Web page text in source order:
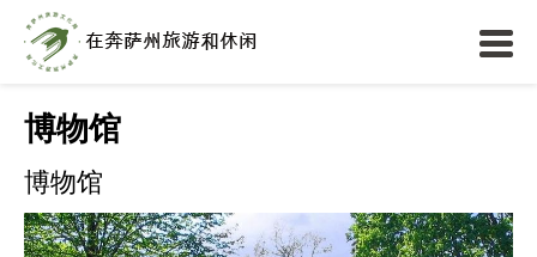
博物馆
博物馆